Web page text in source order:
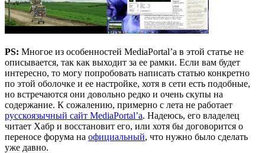
PS: Многое из особенностей MediaPortal’а в этой статье не
описывается, так как выходит за ее рамки. Если вам будет
интересно, то могу попробовать написать статью конкретно
по этой оболочке и ее настройке, хотя в сети есть подобные,
но встречаются они довольно редко и очень скупы на
содержание. К сожалению, примерно с лета не работает
русскоязычный сайт MediaPortal’а. Надеюсь, его владелец
читает Хабр и восстановит его, или хотя бы договорится о
переносе форума на официальный, что нужно было сделать
уже давно.